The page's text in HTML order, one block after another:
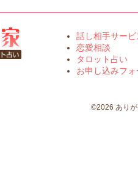
話し相手サービ
恋愛相談
タロット占い
お申し込みフ
©2026 あり